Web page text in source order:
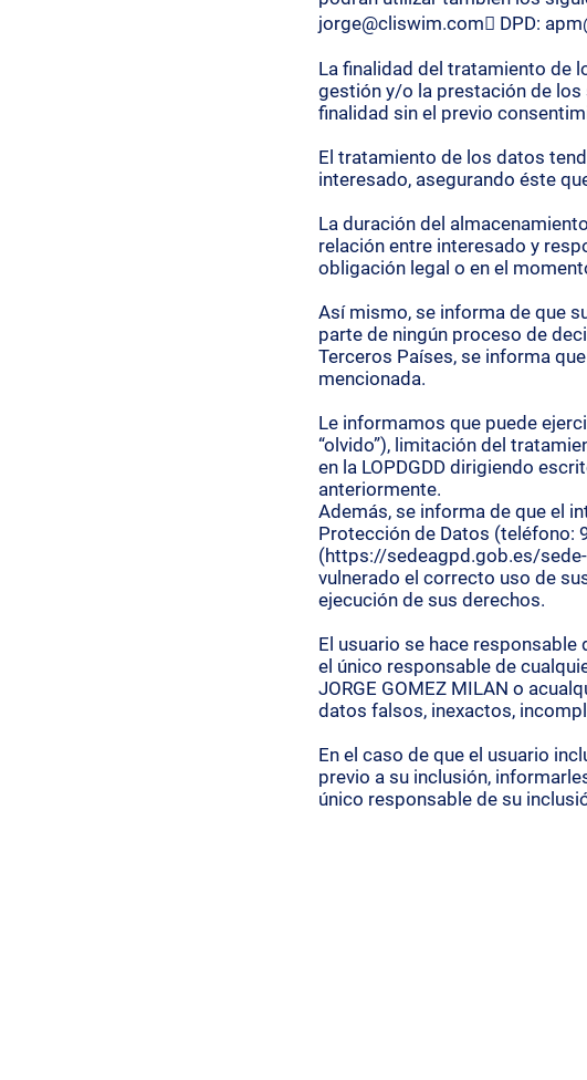
jorge@cliswim.com DPD:
La finalidad del tratamiento de
gestión y/o la prestación de
finalidad sin el previo
El tratamiento de los datos
interesado, asegurando éste
La duración del
relación entre interesado y
obligación legal o en el
Así mismo, se informa de que
parte de ningún proceso de
Terceros Países, se informa
mencionada.
Le informamos que puede
“olvido”), limitación del
en la LOPDGDD dirigiendo
anteriormente.
Además, se informa de que el
Protección de Datos (teléfono:
(https://sedeagpd.gob.es/
vulnerado el correcto uso de
ejecución de sus derechos.
El usuario se hace
el único responsable de
JORGE GOMEZ MILAN o
datos falsos, inexactos,
En el caso de que el usuario
previo a su inclusión,
único responsable de su